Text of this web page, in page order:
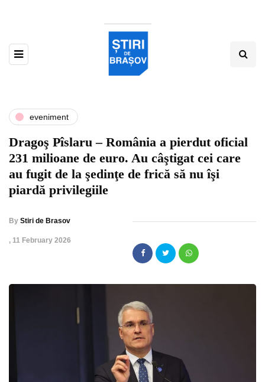
eveniment
Dragoş Pîslaru – România a pierdut oficial
231 milioane de euro. Au câştigat cei care
au fugit de la şedinţe de frică să nu îşi
piardă privilegiile
By Stiri de Brasov
, 11 February 2026